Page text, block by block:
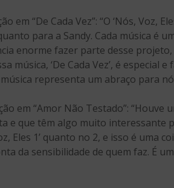
em “De Cada Vez”: “O ‘Nós, Voz,
para a Sandy. Cada música é
enorme fazer parte desse
música, ‘De Cada Vez’, é
representa um abraço para
em “Amor Não Testado”:
e que têm algo muito interessante
Eles 1’ quanto no 2, e isso é uma
da sensibilidade de quem faz. É